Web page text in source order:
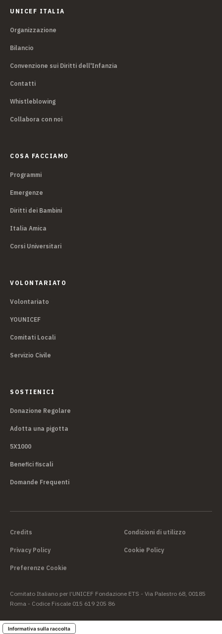
UNICEF ITALIA
Organizzazione
Bilancio
Convenzione sui Diritti dell'Infanzia
Contatti
Whistleblowing
Collabora con noi
COSA FACCIAMO
Programmi
Emergenze
Diritti dei Bambini
Italia Amica
Corsi Universitari
VOLONTARIATO
Volontariato
YOUNICEF
Comitati Locali
Servizio Civile
SOSTIENICI
Donazione Regolare
Adotta una pigotta
5X1000
Benefici fiscali
Domande Frequenti
Credits Condizioni di utilizzo
Privacy Policy Cookie Policy
Preferenze Cookie
Comitato Italiano per l’UNICEF Fondazione ETS - Via Palestro 68, 00185
Roma - Codice Fiscale 015 619 205 86
Informativa sulla raccolta